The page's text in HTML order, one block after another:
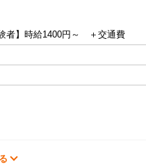
者】時給1400円～ ＋交通費